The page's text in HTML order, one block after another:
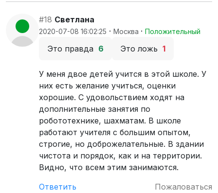
#18 Светлана
2020-07-08 16:02:25 · Москва · Положительный
Это правда 6 Это ложь 1
У меня двое детей учится в этой школе. У
них есть желание учиться, оценки
хорошие. С удовольствием ходят на
дополнительные занятия по
робототехнике, шахматам. В школе
работают учителя с большим опытом,
строгие, но доброжелательные. В здании
чистота и порядок, как и на территории.
Видно, что всем этим занимаются.
Ответить
Пожаловаться